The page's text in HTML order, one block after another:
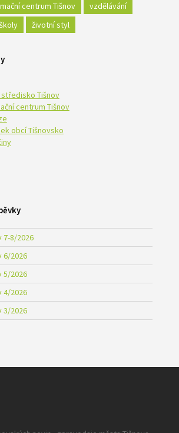
centrum Tišnov
vzdělávání
školy životní styl
Tišnov
centrum Tišnov
obcí Tišnovsko
7-8/2026
6/2026
5/2026
4/2026
3/2026